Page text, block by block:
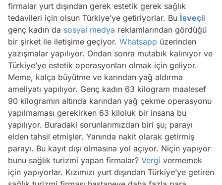
firmalar yurt dışından gerek estetik gerek sağlık
tedavileri için olsun Türkiye’ye getiriyorlar. Bu İsveçli
genç kadın da sosyal medya reklamlarından gördüğü
bir şirket ile iletişime geçiyor. Whatsapp üzerinden
yazışmalar yapılıyor. Ondan sonra mutabık kalınıyor ve
Türkiye’ye estetik operasyonları olmak için geliyor.
Meme, kalça büyütme ve karından yağ aldırma
ameliyatı yapılıyor. Genç kadın 63 kilogram maalesef
90 kilogramın altında karından yağ çekme operasyonu
yapılmaması gerekirken 63 kiloluk bir insana bu
yapılıyor. Buradaki sorunlarımızdan biri şu; parayı
elden tahsil etmişler. Yanında nakit olarak getirmiş
parayı. Bu kayıt dışı olmasına yol açıyor. Niçin yapıyor
bunu sağlık turizmi yapan firmalar? Vergi vermemek
için yapıyorlar. Kızımızı yurt dışından Türkiye’ye getiren